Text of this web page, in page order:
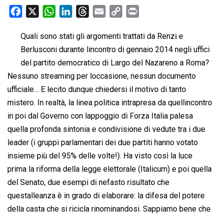
c
e
b
o
o
k
W
a
t
s
A
p
p
n
k
e
d
I
n
r
e
a
d
s
a
i
l
p
y
L
i
n
k
i
n
t
Quali sono stati gli argomenti trattati da Renzi e
Berlusconi durante lincontro di gennaio 2014 negli uffici
del partito democratico di Largo del Nazareno a Roma?
Nessuno streaming per loccasione, nessun documento
ufficiale… E lecito dunque chiedersi il motivo di tanto
mistero. In realtà, la linea politica intrapresa da quellincontro
in poi dal Governo con lappoggio di Forza Italia palesa
quella profonda sintonia e condivisione di vedute tra i due
leader (i gruppi parlamentari dei due partiti hanno votato
insieme più del 95% delle volte!). Ha visto così la luce
prima la riforma della legge elettorale (Italicum) e poi quella
del Senato, due esempi di nefasto risultato che
questalleanza è in grado di elaborare: la difesa del potere
della casta che si ricicla rinominandosi. Sappiamo bene che